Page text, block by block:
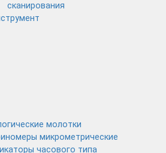
сканирования
молотки
микрометрические
часового типа